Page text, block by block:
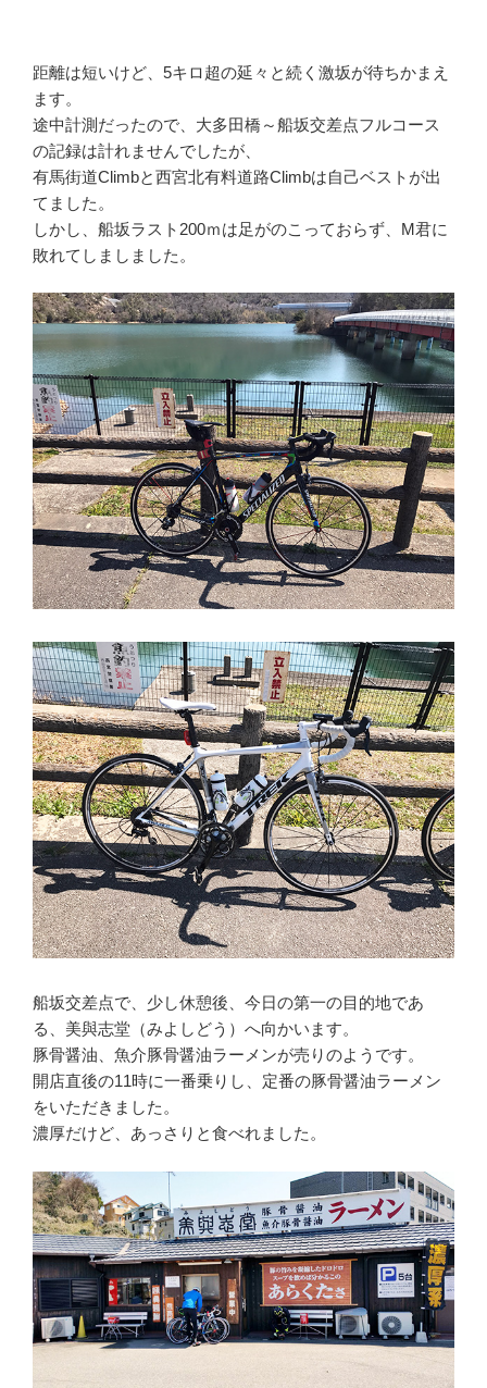
距離は短いけど、5キロ超の延々と続く激坂が待ちかまえ
ます。
途中計測だったので、大多田橋～船坂交差点フルコース
の記録は計れませんでしたが、
有馬街道Climbと西宮北有料道路Climbは自己ベストが出
てました。
しかし、船坂ラスト200ｍは足がのこっておらず、M君に
敗れてしましました。
船坂交差点で、少し休憩後、今日の第一の目的地であ
る、美與志堂（みよしどう）へ向かいます。
豚骨醤油、魚介豚骨醤油ラーメンが売りのようです。
開店直後の11時に一番乗りし、定番の豚骨醤油ラーメン
をいただきました。
濃厚だけど、あっさりと食べれました。